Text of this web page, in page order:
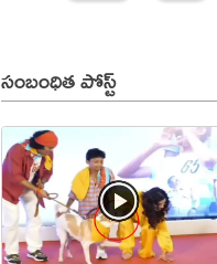
సంబంధిత పోస్ట్